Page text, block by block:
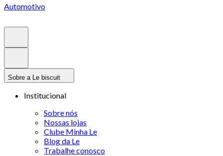
Automotivo
Sobre a Le biscuit
Institucional
Sobre nós
Nossas lojas
Clube Minha Le
Blog da Le
Trabalhe conosco